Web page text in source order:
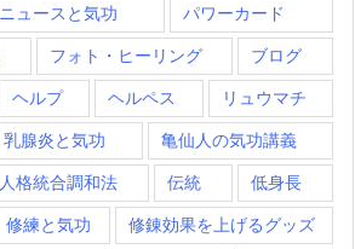
ニュースと気功 パワーカード
フォト・ヒーリング ブログ
ヘルプ ヘルペス リュウマチ
乳腺炎と気功 亀仙人の気功講義
人格統合調和法 伝統 低身長
修練と気功 修錬効果を上げるグッズ